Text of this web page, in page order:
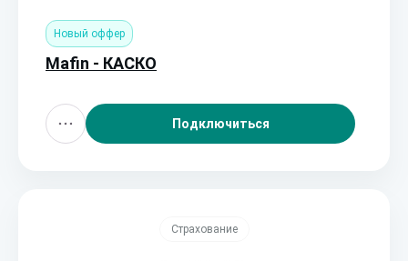
Новый оффер
Mafin - КАСКО
Подключиться
Страхование